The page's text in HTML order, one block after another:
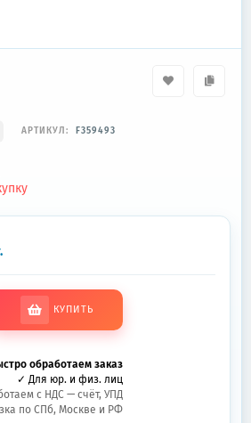
АРТИКУЛ: F359493
КУПИТЬ
обработаем заказ
✓ Для юр. и физ. лиц
с НДС — счёт, УПД
по СПб, Москве и РФ